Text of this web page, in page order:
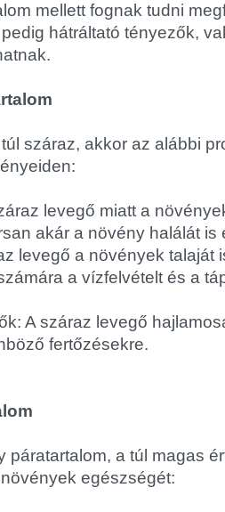
mellett fognak tudni
hátráltató tényezők,
száraz, akkor az alábbi
levegő miatt a
akár a növény halálát is
levegő a növények talaját
a vízfelvételt és a
A száraz levegő
fertőzésekre.
páratartalom, a túl magas
egészségét: